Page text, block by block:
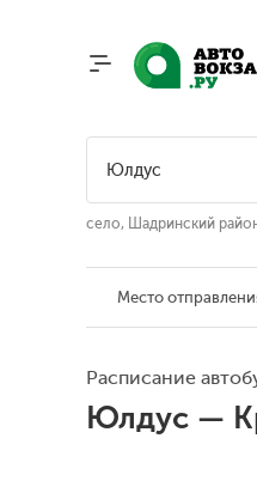
село, Шадринский
Место
Расписание
Юлдус —